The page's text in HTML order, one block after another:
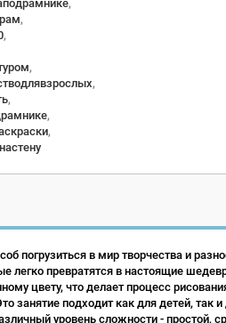
,
,
,
,
,
,
,
,
погрузиться в мир творчества и
превратятся в настоящие
цвету, что делает процесс
занятие подходит как для детей, так
уровень сложности - простой,